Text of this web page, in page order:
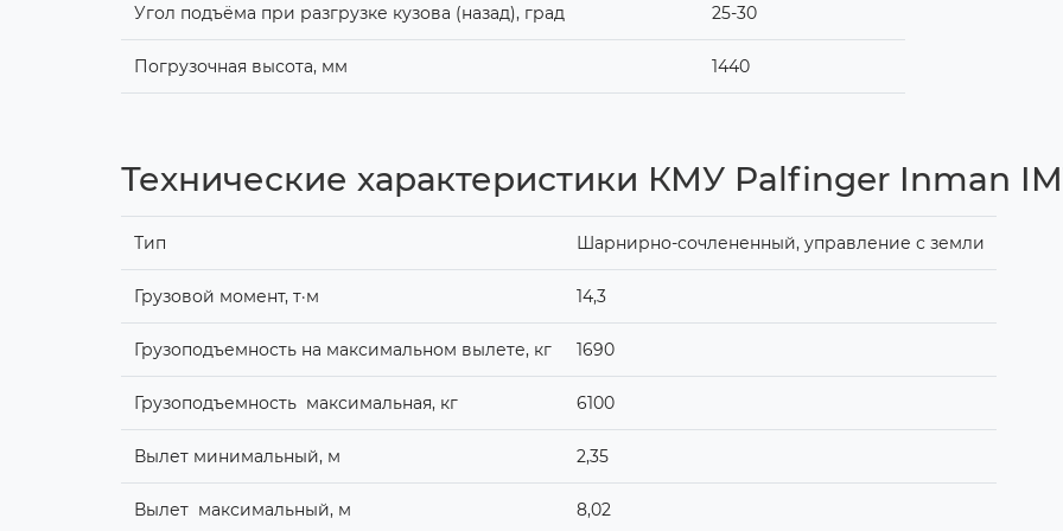
Угол подъёма при разгрузке кузова (назад), град 25-30
Погрузочная высота, мм 1440
Технические характеристики КМУ Palfinger Inman
Тип Шарнирно-сочлененный, управление с земли
Грузовой момент, т·м 14,3
Грузоподъемность на максимальном вылете, кг 1690
Грузоподъемность максимальная, кг 6100
Вылет минимальный, м 2,35
Вылет максимальный, м 8,02